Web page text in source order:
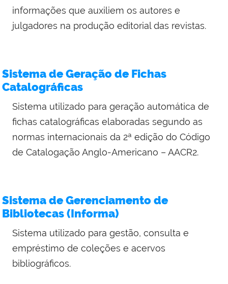
informações que auxiliem os autores e
julgadores na produção editorial das revistas.
Sistema de Geração de Fichas
Catalográficas
Sistema utilizado para geração automática de
fichas catalográficas elaboradas segundo as
normas internacionais da 2ª edição do Código
de Catalogação Anglo-Americano – AACR2.
Sistema de Gerenciamento de
Bibliotecas (Informa)
Sistema utilizado para gestão, consulta e
empréstimo de coleções e acervos
bibliográficos.